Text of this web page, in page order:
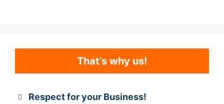
That’s why us!
Respect for your Business!